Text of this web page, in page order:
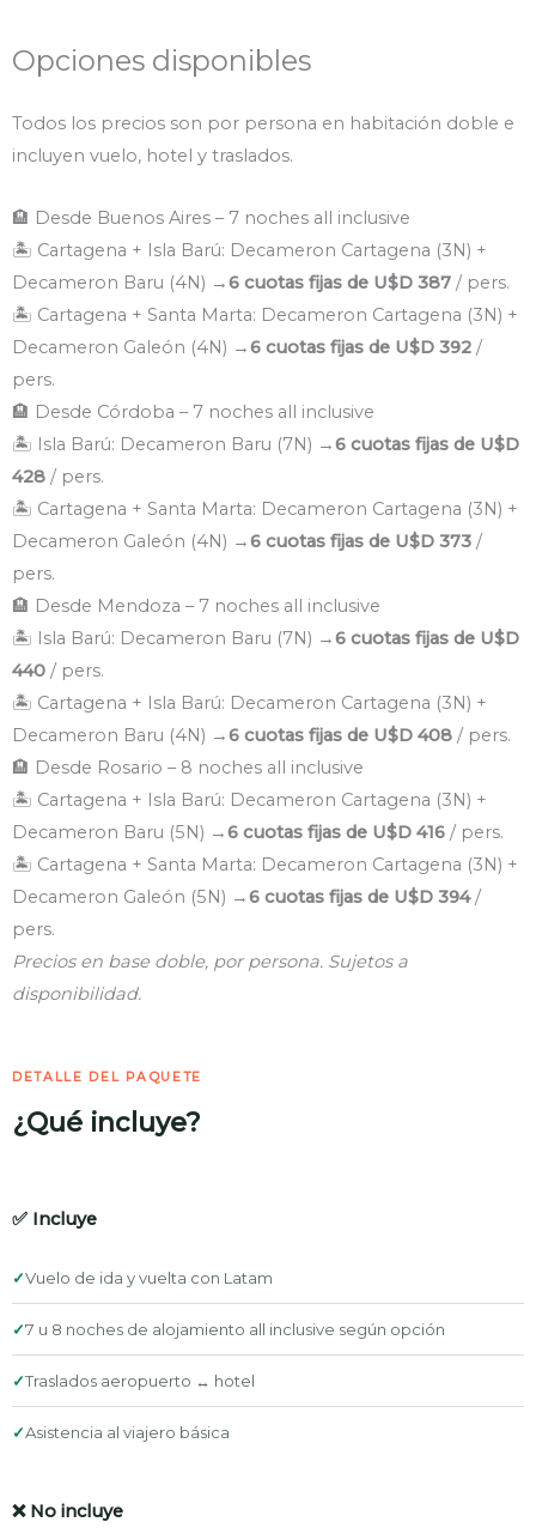
Opciones disponibles
Todos los precios son por persona en habitación doble e
incluyen vuelo, hotel y traslados.
🏨 Desde Buenos Aires – 7 noches all inclusive
🏝️ Cartagena + Isla Barú: Decameron Cartagena (3N) +
Decameron Baru (4N) →6 cuotas fijas de U$D 387 / pers.
🏝️ Cartagena + Santa Marta: Decameron Cartagena (3N) +
Decameron Galeón (4N) →6 cuotas fijas de U$D 392 /
pers.
🏨 Desde Córdoba – 7 noches all inclusive
🏝️ Isla Barú: Decameron Baru (7N) →6 cuotas fijas de U$D
428 / pers.
🏝️ Cartagena + Santa Marta: Decameron Cartagena (3N) +
Decameron Galeón (4N) →6 cuotas fijas de U$D 373 /
pers.
🏨 Desde Mendoza – 7 noches all inclusive
🏝️ Isla Barú: Decameron Baru (7N) →6 cuotas fijas de U$D
440 / pers.
🏝️ Cartagena + Isla Barú: Decameron Cartagena (3N) +
Decameron Baru (4N) →6 cuotas fijas de U$D 408 / pers.
🏨 Desde Rosario – 8 noches all inclusive
🏝️ Cartagena + Isla Barú: Decameron Cartagena (3N) +
Decameron Baru (5N) →6 cuotas fijas de U$D 416 / pers.
🏝️ Cartagena + Santa Marta: Decameron Cartagena (3N) +
Decameron Galeón (5N) →6 cuotas fijas de U$D 394/
pers.
Precios en base doble, por persona. Sujetos a
disponibilidad.
DETALLE DEL PAQUETE
¿Qué incluye?
✅ Incluye
✓Vuelo de ida y vuelta con Latam
✓7 u 8 noches de alojamiento all inclusive según opción
✓Traslados aeropuerto ↔ hotel
✓Asistencia al viajero básica
❌ No incluye